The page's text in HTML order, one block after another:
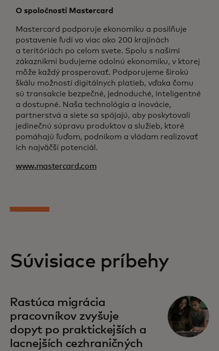
O spoločnosti Mastercard
Mastercard podporuje ekonomiku a posilňuje
postavenie ľudí vo viac ako 200 krajinách
a teritóriách po celom svete. Spolu s našimi
zákazníkmi budujeme odolnú ekonomiku, v ktorej
môže každý prosperovať. Podporujeme širokú
škálu možností digitálnych platieb, vďaka čomu
sú transakcie bezpečné, jednoduché, inteligentné
a dostupné. Naša technológia a inovácie,
partnerstvá a siete sa spájajú, aby poskytovali
jedinečnú súpravu produktov a služieb, ktoré
pomáhajú ľuďom, podnikom a vládam realizovať
ich najväčší potenciál.
www.mastercard.com
Súvisiace príbehy
Rastúca migrácia
pracovníkov zvyšuje
dopyt po praktickejších a
lacnejších cezhraničných